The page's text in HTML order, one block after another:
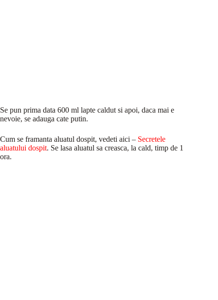
Se pun prima data 600 ml lapte caldut si apoi, daca mai e
nevoie, se adauga cate putin.
Cum se framanta aluatul dospit, vedeti aici – Secretele
aluatului dospit. Se lasa aluatul sa creasca, la cald, timp de 1
ora.